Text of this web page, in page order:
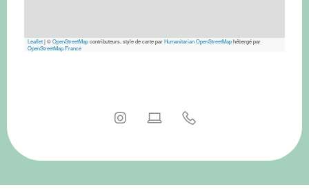
Leaflet|©OpenStreetMapcontributeurs, style de carte parHumanitarian OpenStreetMaphébergé par
OpenStreetMap France